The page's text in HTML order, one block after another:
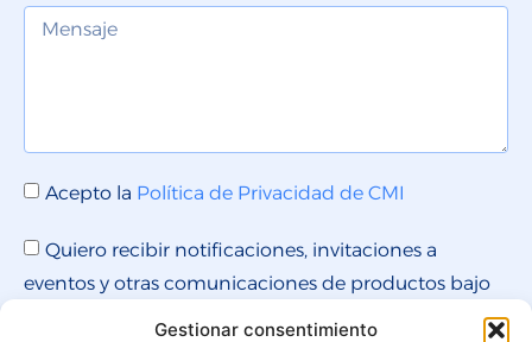
Gestionar consentimiento
Acepto la Política de Privacidad de CMI
Quiero recibir notificaciones, invitaciones a
eventos y otras comunicaciones de productos bajo
la marca CMI, que pueden ser de mi interés.